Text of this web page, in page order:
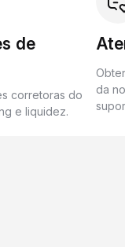
de
corretoras do
e liquidez.
da